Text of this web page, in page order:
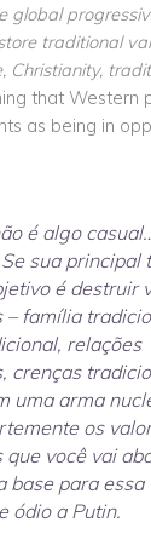
global
traditional
Christianity,
that Western
as being in
é algo
sua principal
é destruir
– família
relações
crenças
uma arma
os
que você vai
base para essa
ódio a Putin.